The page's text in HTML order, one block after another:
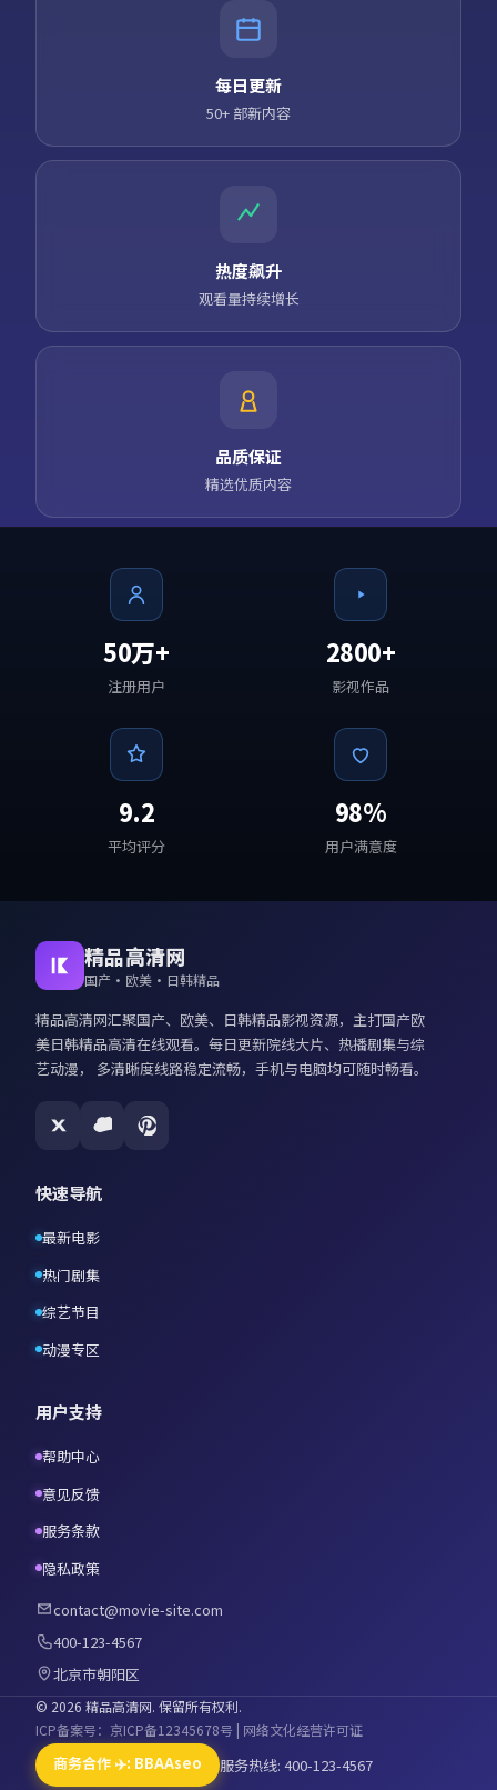
每日更新
50+ 部新内容
热度飙升
观看量持续增长
品质保证
精选优质内容
50万+
注册用户
2800+
影视作品
9.2
平均评分
98%
用户满意度
精品高清网
国产·欧美·日韩精品
精品高清网汇聚国产、欧美、日韩精品影视资源，主打国产欧
美日韩精品高清在线观看。每日更新院线大片、热播剧集与综
艺动漫， 多清晰度线路稳定流畅，手机与电脑均可随时畅看。
快速导航
最新电影
热门剧集
综艺节目
动漫专区
用户支持
帮助中心
意见反馈
服务条款
隐私政策
contact@movie-site.com
400-123-4567
北京市朝阳区
© 2026 精品高清网. 保留所有权利.
ICP备案号：京ICP备12345678号 | 网络文化经营许可证
商务合作 ✈️: BBAAseo 服务热线: 400-123-4567